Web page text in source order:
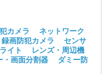
カメラ
ネットワーク
録画防犯カメラ
センサ
イト
レンズ・周辺機
・画面分割器
ダミー防